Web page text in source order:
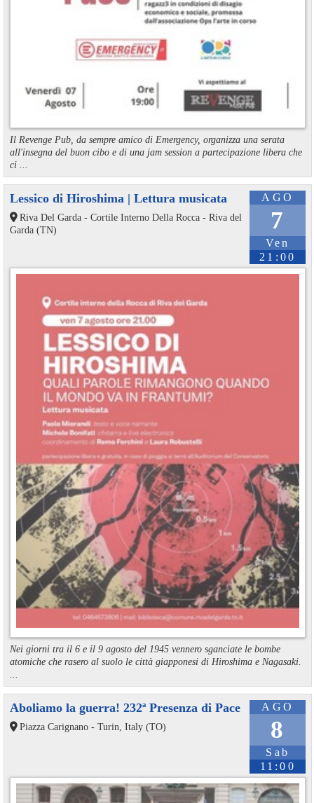
Il Revenge Pub, da sempre amico di Emergency, organizza una serata
all'insegna del buon cibo e di una jam session a partecipazione libera che
ci ...
AGO
7
Ven
21:00
Lessico di Hiroshima | Lettura musicata
Riva Del Garda - Cortile Interno Della Rocca - Riva del
Garda (TN)
Nei giorni tra il 6 e il 9 agosto del 1945 vennero sganciate le bombe
atomiche che rasero al suolo le città giapponesi di Hiroshima e Nagasaki.
AGO
8
Sab
11:00
Aboliamo la guerra! 232ª Presenza di Pace
Piazza Carignano - Turin, Italy (TO)